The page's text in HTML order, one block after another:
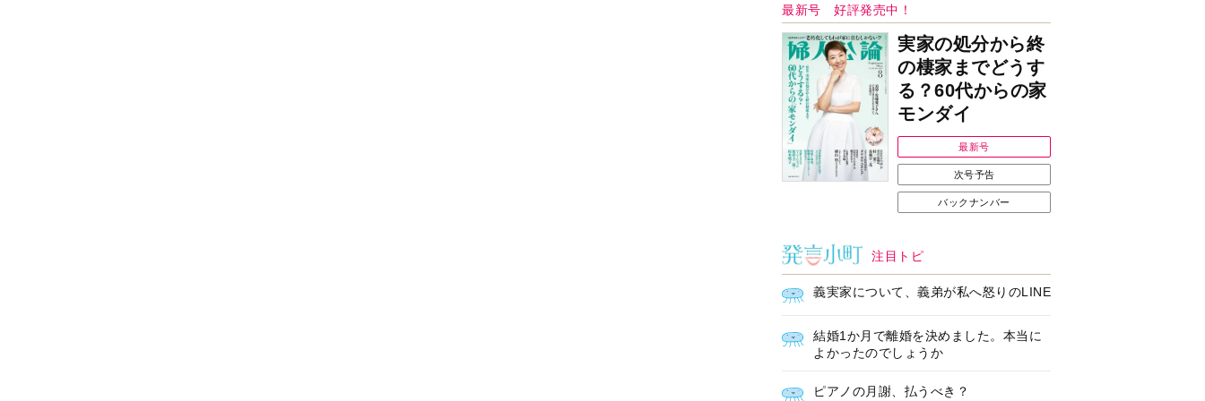
インフォメーション
ＡＩで始める遺言を書
く前の準備セミナー開
催
耳にすっぽり！オーテ
ィコン補聴器、新しい
スタイルで All in Ear
の「オーティコン ジー
ル」を発売
脳の健康習慣をサポー
トするオープンイヤー
ヤホン HERALBONY
モデル」発売
【編集部より】広告ペ
ージについてのお詫び